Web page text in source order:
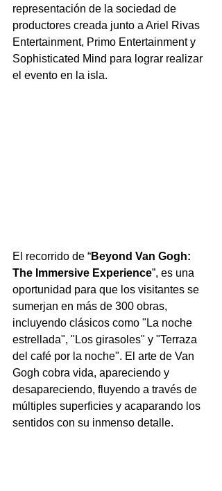
representación de la sociedad de
productores creada junto a Ariel Rivas
Entertainment, Primo Entertainment y
Sophisticated Mind para lograr realizar
el evento en la isla.
El recorrido de “Beyond Van Gogh:
The Immersive Experience”, es una
oportunidad para que los visitantes se
sumerjan en más de 300 obras,
incluyendo clásicos como "La noche
estrellada", "Los girasoles" y "Terraza
del café por la noche". El arte de Van
Gogh cobra vida, apareciendo y
desapareciendo, fluyendo a través de
múltiples superficies y acaparando los
sentidos con su inmenso detalle.